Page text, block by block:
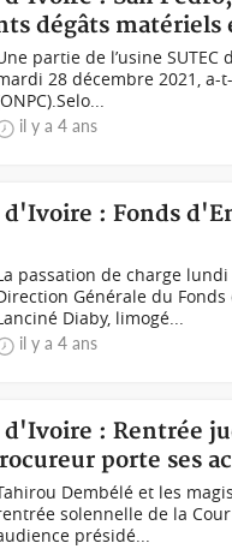
dégâts matériels
partie de l’usine
28 décembre 2021, a-
il y a 4 ans
d'Ivoire : Fonds
passation de charge
Générale du Fonds
Diaby, limogé...
il y a 4 ans
d'Ivoire : Rentrée
porte ses
Dembélé et les
solennelle de la
présidé...